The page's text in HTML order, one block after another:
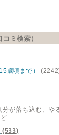
ミ検索）
歳頃まで）
が落ち込む、や
(533)